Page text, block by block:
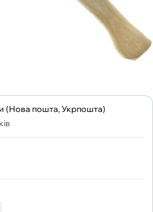
(Нова пошта, Укрпошта)